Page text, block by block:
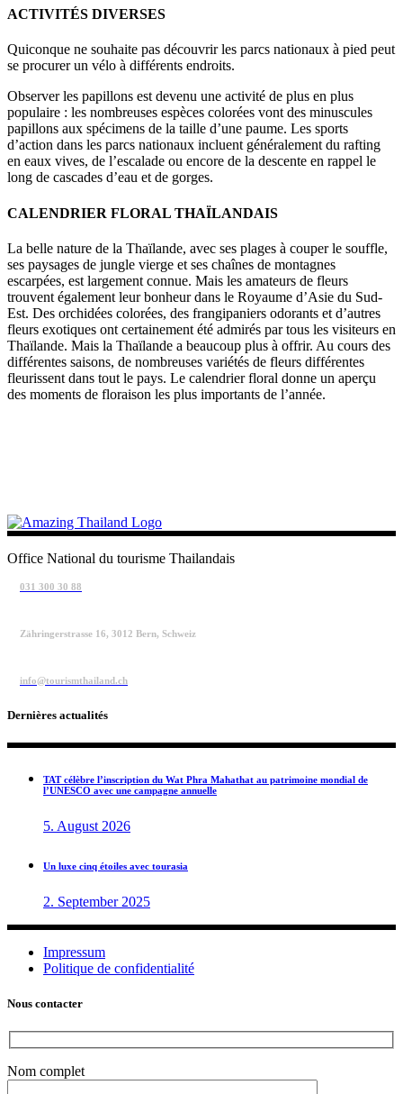
ACTIVITÉS DIVERSES
Quiconque ne souhaite pas découvrir les parcs nationaux à pied peut
se procurer un vélo à différents endroits.
Observer les papillons est devenu une activité de plus en plus
populaire : les nombreuses espèces colorées vont des minuscules
papillons aux spécimens de la taille d’une paume. Les sports
d’action dans les parcs nationaux incluent généralement du rafting
en eaux vives, de l’escalade ou encore de la descente en rappel le
long de cascades d’eau et de gorges.
CALENDRIER FLORAL THAÏLANDAIS
La belle nature de la Thaïlande, avec ses plages à couper le souffle,
ses paysages de jungle vierge et ses chaînes de montagnes
escarpées, est largement connue. Mais les amateurs de fleurs
trouvent également leur bonheur dans le Royaume d’Asie du Sud-
Est. Des orchidées colorées, des frangipaniers odorants et d’autres
fleurs exotiques ont certainement été admirés par tous les visiteurs en
Thaïlande. Mais la Thaïlande a beaucoup plus à offrir. Au cours des
différentes saisons, de nombreuses variétés de fleurs différentes
fleurissent dans tout le pays. Le calendrier floral donne un aperçu
des moments de floraison les plus importants de l’année.
Office National du tourisme Thailandais
031 300 30 88
Zähringerstrasse 16, 3012 Bern, Schweiz
info@tourismthailand.ch
Dernières actualités
TAT célèbre l’inscription du Wat Phra Mahathat au patrimoine mondial de
l’UNESCO avec une campagne annuelle
5. August 2026
Un luxe cinq étoiles avec tourasia
2. September 2025
Impressum
Politique de confidentialité
Nous contacter
Nom complet